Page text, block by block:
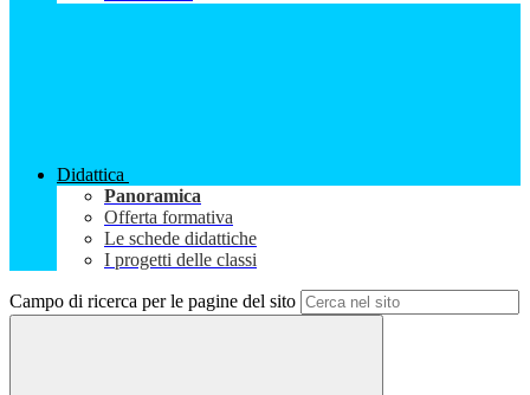
Didattica
Panoramica
Offerta formativa
Le schede didattiche
I progetti delle classi
Campo di ricerca per le pagine del sito